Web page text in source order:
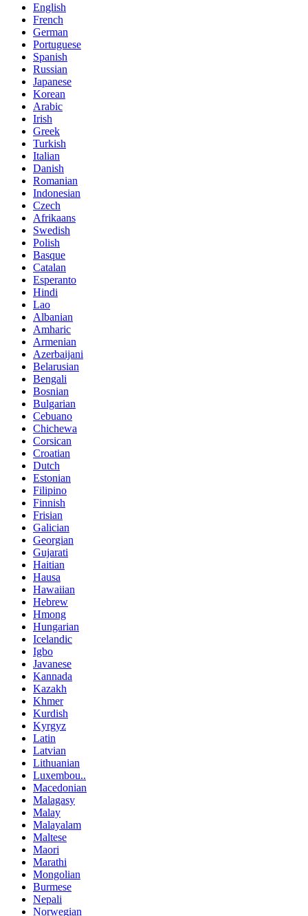
English
French
German
Portuguese
Spanish
Russian
Japanese
Korean
Arabic
Irish
Greek
Turkish
Italian
Danish
Romanian
Indonesian
Czech
Afrikaans
Swedish
Polish
Basque
Catalan
Esperanto
Hindi
Lao
Albanian
Amharic
Armenian
Azerbaijani
Belarusian
Bengali
Bosnian
Bulgarian
Cebuano
Chichewa
Corsican
Croatian
Dutch
Estonian
Filipino
Finnish
Frisian
Galician
Georgian
Gujarati
Haitian
Hausa
Hawaiian
Hebrew
Hmong
Hungarian
Icelandic
Igbo
Javanese
Kannada
Kazakh
Khmer
Kurdish
Kyrgyz
Latin
Latvian
Lithuanian
Luxembou..
Macedonian
Malagasy
Malay
Malayalam
Maltese
Maori
Marathi
Mongolian
Burmese
Nepali
Norwegian